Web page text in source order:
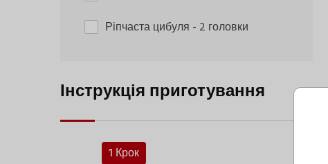
Ріпчаста цибуля - 2 головки
Інструкція приготування
1 Крок